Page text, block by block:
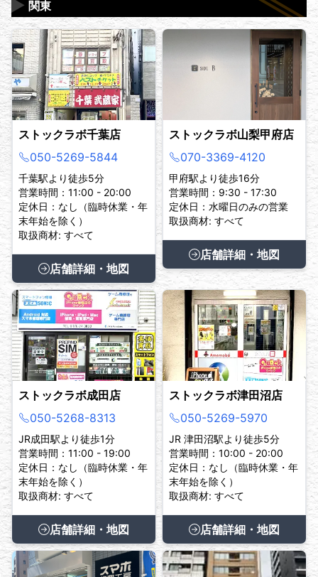
関東
▶
ストックラボ千葉店
050-5269-5844
千葉駅より徒歩5分
営業時間：11:00 - 20:00
定休日：なし（臨時休業・年
末年始を除く）
取扱商材: すべて
店舗詳細・地図
ストックラボ山梨甲府店
070-3369-4120
甲府駅より徒歩16分
営業時間：9:30 - 17:30
定休日：水曜日のみの営業
取扱商材: すべて
店舗詳細・地図
ストックラボ成田店
050-5268-8313
JR成田駅より徒歩1分
営業時間：11:00 - 19:00
定休日：なし（臨時休業・年
末年始を除く）
取扱商材: すべて
店舗詳細・地図
ストックラボ津田沼店
050-5269-5970
JR 津田沼駅より徒歩5分
営業時間：10:00 - 20:00
定休日：なし（臨時休業・年
末年始を除く）
取扱商材: すべて
店舗詳細・地図